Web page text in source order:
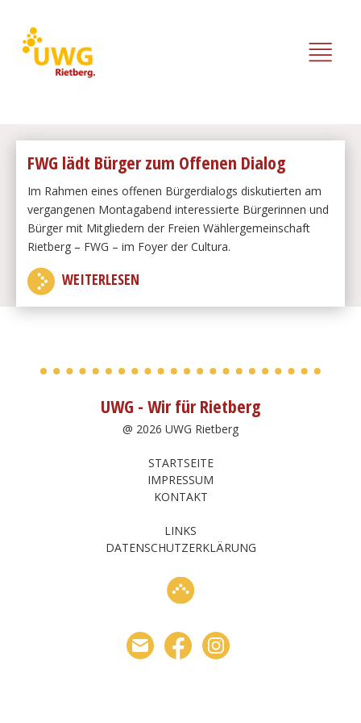
FWG lädt Bürger zum Offenen Dialog
Im Rahmen eines offenen Bürgerdialogs diskutierten am
vergangenen Montagabend interessierte Bürgerinnen und
Bürger mit Mitgliedern der Freien Wählergemeinschaft
Rietberg – FWG – im Foyer der Cultura.
WEITERLESEN
UWG - Wir für Rietberg
@ 2026 UWG Rietberg
STARTSEITE
IMPRESSUM
KONTAKT
LINKS
DATENSCHUTZERKLÄRUNG